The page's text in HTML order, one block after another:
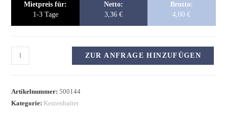
Mietpreis für:
1-3 Tage
Netto:
3,36 €
Brutto:
4,00€
ZUR ANFRAGE HINZUFÜGEN
Artikelnummer:500144
Kategorie: Kerzenhalter